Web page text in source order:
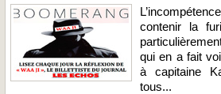
contenir la
qui en a fait
à capitaine
tous...